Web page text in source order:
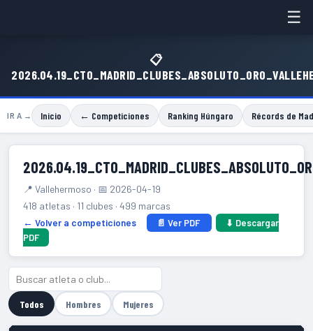
☰
📋
IR A → Inicio ← Competiciones Ranking Húngaro Récords de
📍 Vallehermoso · 📅 2026-04-19
418 atletas · 11 clubes · 499 marcas
← Volver a competiciones
📄 Ver PDF
⬇ Descargar
PDF
Todos Hombres Mujeres